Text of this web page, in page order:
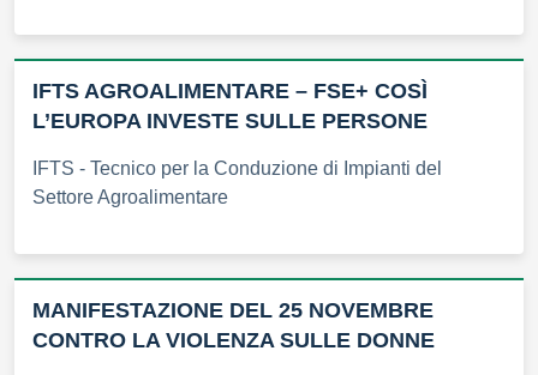
IFTS AGROALIMENTARE – FSE+ COSÌ
L’EUROPA INVESTE SULLE PERSONE
IFTS - Tecnico per la Conduzione di Impianti del
Settore Agroalimentare
MANIFESTAZIONE DEL 25 NOVEMBRE
CONTRO LA VIOLENZA SULLE DONNE